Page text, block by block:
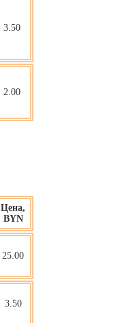
3.50
2.00
Цена,
BYN
25.00
3.50